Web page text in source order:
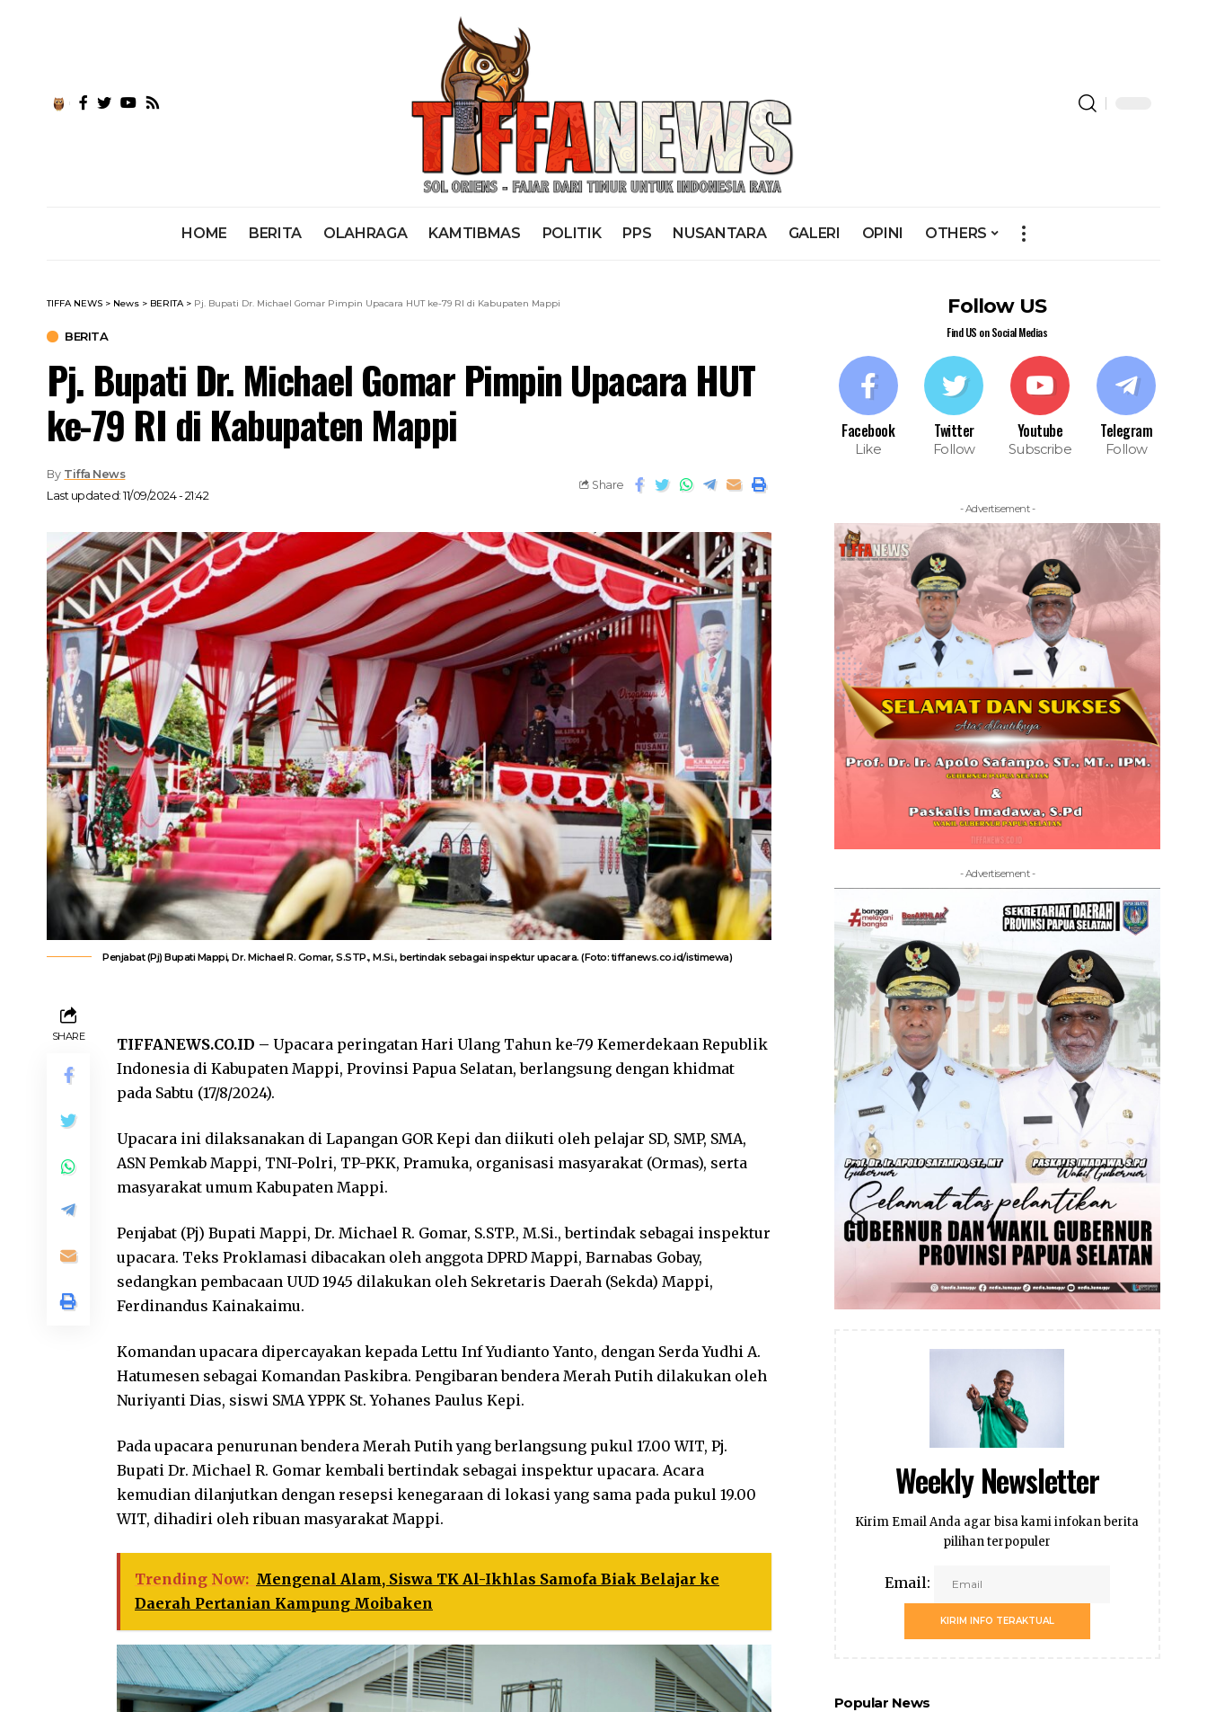
HOME BERITA OLAHRAGA KAMTIBMAS POLITIK PPS NUSANTARA GALERI OPINI OTHERS
TIFFA NEWS > News > BERITA> Pj. Bupati Dr. Michael Gomar Pimpin Upacara HUT ke-79 RI di Kabupaten Mappi
BERITA
Pj. Bupati Dr. Michael Gomar Pimpin Upacara HUT
ke-79 RI di Kabupaten Mappi
Last updated: 11/09/2024 - 21:42
By Tiffa News
Share
Penjabat (Pj) Bupati Mappi, Dr. Michael R. Gomar, S.STP., M.Si., bertindak sebagai inspektur upacara. (Foto: tiffanews.co.id/istimewa)
SHARE TIFFANEWS.CO.ID – Upacara peringatan Hari Ulang Tahun ke-79 Kemerdekaan Republik
Indonesia di Kabupaten Mappi, Provinsi Papua Selatan, berlangsung dengan khidmat
pada Sabtu (17/8/2024).
Upacara ini dilaksanakan di Lapangan GOR Kepi dan diikuti oleh pelajar SD, SMP, SMA,
ASN Pemkab Mappi, TNI-Polri, TP-PKK, Pramuka, organisasi masyarakat (Ormas), serta
masyarakat umum Kabupaten Mappi.
Penjabat (Pj) Bupati Mappi, Dr. Michael R. Gomar, S.STP., M.Si., bertindak sebagai inspektur
upacara. Teks Proklamasi dibacakan oleh anggota DPRD Mappi, Barnabas Gobay,
sedangkan pembacaan UUD 1945 dilakukan oleh Sekretaris Daerah (Sekda) Mappi,
Ferdinandus Kainakaimu.
Komandan upacara dipercayakan kepada Lettu Inf Yudianto Yanto, dengan Serda Yudhi A.
Hatumesen sebagai Komandan Paskibra. Pengibaran bendera Merah Putih dilakukan oleh
Nuriyanti Dias, siswi SMA YPPK St. Yohanes Paulus Kepi.
Pada upacara penurunan bendera Merah Putih yang berlangsung pukul 17.00 WIT, Pj.
Bupati Dr. Michael R. Gomar kembali bertindak sebagai inspektur upacara. Acara
kemudian dilanjutkan dengan resepsi kenegaraan di lokasi yang sama pada pukul 19.00
WIT, dihadiri oleh ribuan masyarakat Mappi.
Trending Now: Mengenal Alam, Siswa TK Al-Ikhlas Samofa Biak Belajar ke
Daerah Pertanian Kampung Moibaken
Follow US
Find US on Social Medias
Facebook
Like
Twitter
Follow
Youtube
Subscribe
Telegram
Follow
- Advertisement -
- Advertisement -
Weekly Newsletter
Kirim Email Anda agar bisa kami infokan berita
pilihan terpopuler
Email:
KIRIM INFO TERAKTUAL
Popular News